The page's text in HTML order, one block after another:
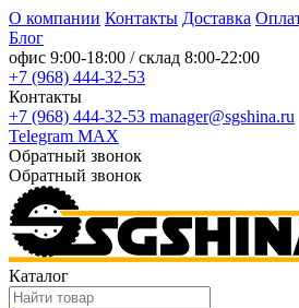
О компании Контакты Доставка
Блог
офис 9:00-18:00 / склад 8:00-22:00
+7 (968) 444-32-53
Контакты
+7 (968) 444-32-53 manager@sgshina.ru
Telegram MAX
Обратный звонок
Обратный звонок
Каталог